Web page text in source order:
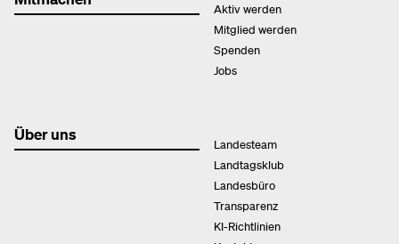
Aktiv werden
Mitglied werden
Spenden
Jobs
Über uns
Landesteam
Landtagsklub
Landesbüro
Transparenz
KI-Richtlinien